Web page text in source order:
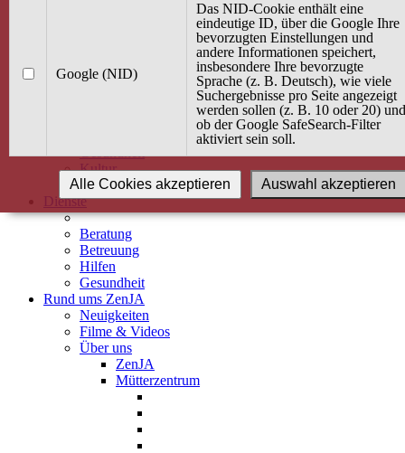
Angebot / Kurs suchen
Babybauch & Elternschaft
Gesundheit
Kultur
Alle Kurse
Dienste
Beratung
Betreuung
Hilfen
Gesundheit
Rund ums ZenJA
Neuigkeiten
Filme & Videos
Über uns
ZenJA
Mütterzentrum
Google (NID)
Das NID-Cookie enthält eine
eindeutige ID, über die Google Ihre
bevorzugten Einstellungen und
andere Informationen speichert,
insbesondere Ihre bevorzugte
Sprache (z. B. Deutsch), wie viele
Suchergebnisse pro Seite angezeigt
werden sollen (z. B. 10 oder 20) und
ob der Google SafeSearch-Filter
aktiviert sein soll.
Auswahl akzeptieren
Alle Cookies akzeptieren